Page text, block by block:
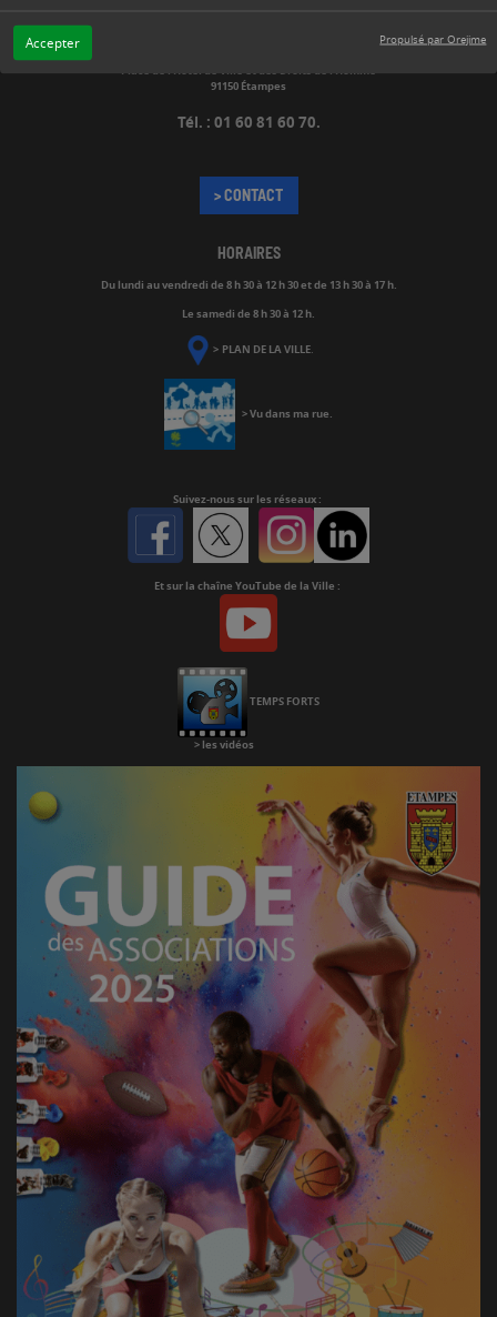
Accepter Propulsé par Orejime
Place de l’Hôtel de Ville et des Droits de l’Homme
91150 Étampes
Tél. : 01 60 81 60 70.
> CONTACT
HORAIRES
Du lundi au vendredi de 8 h 30 à 12 h 30 et de 13 h 30 à 17 h.
Le samedi de 8 h 30 à 12 h.
> PLAN DE LA VILLE.
>Vu dans ma rue.
Suivez-nous sur les réseaux :
Facebook
Twitter Instagram
Et sur la chaîne YouTube de la Ville :
Youtube
Chaine
TEMPS FORTS
> les vidéos